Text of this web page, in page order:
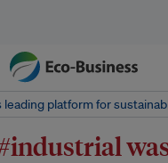
leading platform for